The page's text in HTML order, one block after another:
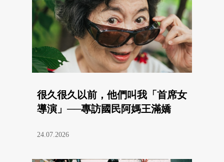
很久很久以前，他們叫我「首席女
導演」──專訪國民阿媽王滿嬌
24.07.2026